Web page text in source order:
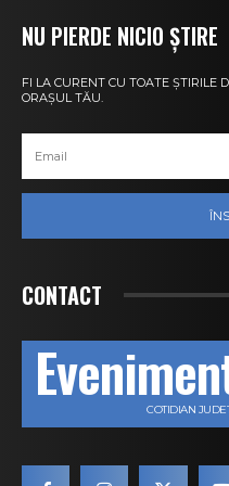
NU PIERDE NICIO ȘTIRE
FI LA CURENT CU TOATE ȘTIRILE
ORAȘUL TĂU.
CONTACT
COTIDIAN